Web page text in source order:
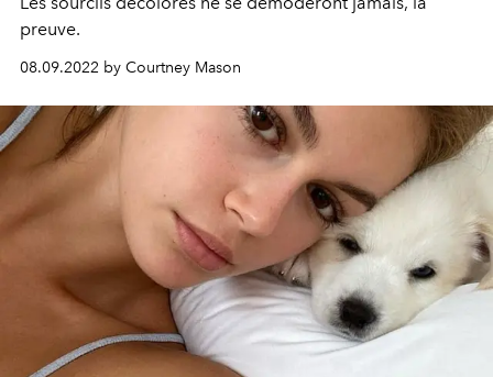
preuve.
08.09.2022 by Courtney Mason